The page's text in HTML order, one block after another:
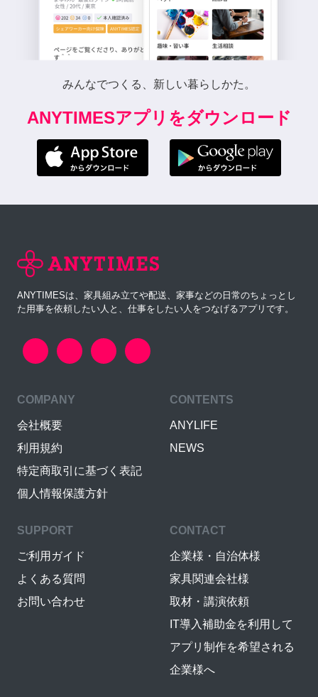
みんなでつくる、新しい暮らしかた。
ANYTIMESアプリをダウンロード
ANYTIMESは、家具組み立てや配送、家事などの日常のちょっとし
た用事を依頼したい人と、仕事をしたい人をつなげるアプリです。
COMPANY
会社概要
利用規約
特定商取引に基づく表記
個人情報保護方針
CONTENTS
ANYLIFE
NEWS
SUPPORT
ご利用ガイド
よくある質問
お問い合わせ
CONTACT
企業様・自治体様
家具関連会社様
取材・講演依頼
IT導入補助金を利用して
アプリ制作を希望される
企業様へ